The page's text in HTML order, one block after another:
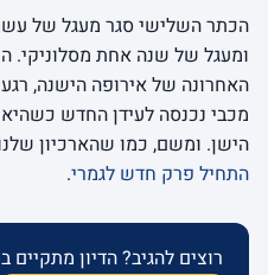
הכתר השלישי סגר מעגל של
ומעגל של שנה אחת מסלוניקי.
האחרונה של אירופה הישנה,
מכבי נכנסה לעידן החדש
הישן. ומשם, כמו שהארכיון
התחיל פרק חדש לגמרי.
רוצים להגיב? הדיון מתקיים